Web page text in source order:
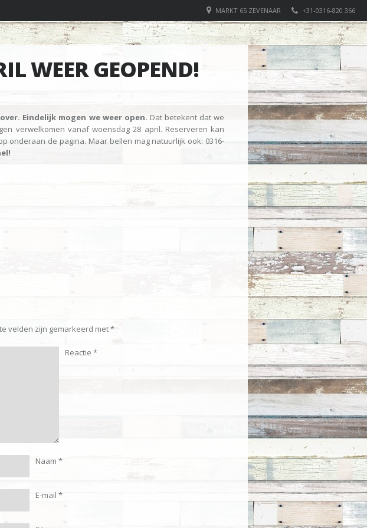
+31-0316-820 366
MARKT 65 ZEVENAAR
WEER GEOPEND!
Eindelijk mogen we weer open. Dat betekent dat we
verwelkomen vanaf woensdag 28 april. Reserveren kan
onderaan de pagina. Maar bellen mag natuurlijk ook: 0316-
velden zijn gemarkeerd met*
Reactie *
Naam *
E-mail *